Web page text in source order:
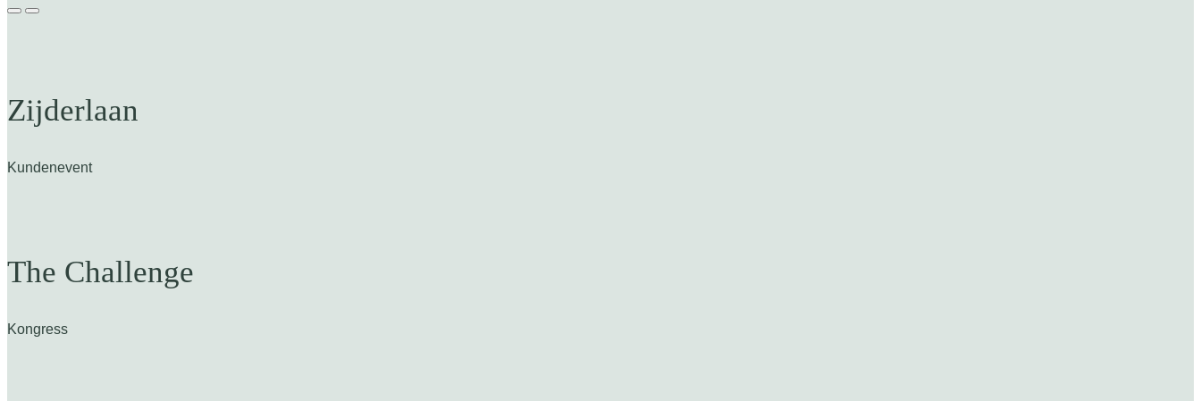
Zijderlaan
Kundenevent
The Challenge
Kongress